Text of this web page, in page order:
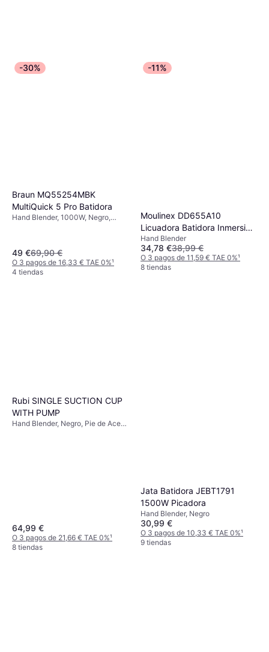
-30%
Braun MQ55254MBK
MultiQuick 5 Pro Batidora
Hand Blender, 1000W, Negro,
para Lavavajillas, Función de
Pulso, Pie de Acero Inoxidable,
Incl. Vaso medidor, Picadora
49 €69,90 €
O 3 pagos de 16,33 € TAE 0%¹
4 tiendas
-11%
Moulinex DD655A10
Licuadora Batidora Inmersión
Crema 1000W
Hand Blender
34,78 €38,99 €
O 3 pagos de 11,59 € TAE 0%¹
8 tiendas
Rubi SINGLE SUCTION CUP
WITH PUMP
Hand Blender, Negro, Pie de Acero
64,99 €
O 3 pagos de 21,66 € TAE 0%¹
8 tiendas
Jata Batidora JEBT1791
1500W Picadora
Hand Blender, Negro
30,99 €
O 3 pagos de 10,33 € TAE 0%¹
9 tiendas